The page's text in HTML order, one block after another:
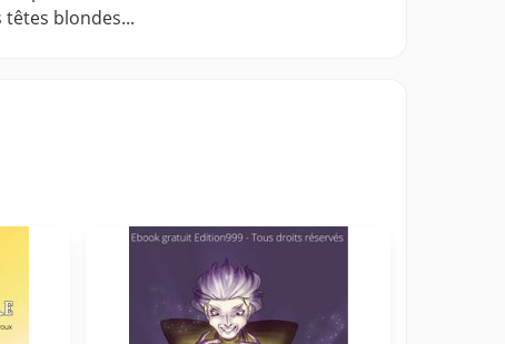
blondes...